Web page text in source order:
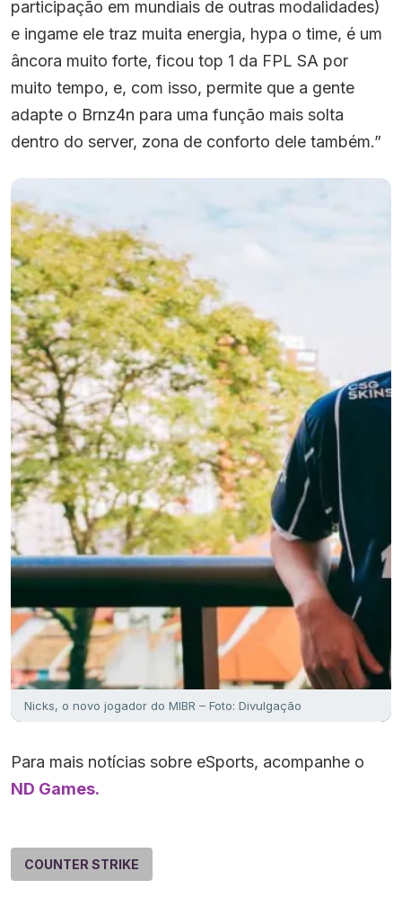
participação em mundiais de outras modalidades)
e ingame ele traz muita energia, hypa o time, é um
âncora muito forte, ficou top 1 da FPL SA por
muito tempo, e, com isso, permite que a gente
adapte o Brnz4n para uma função mais solta
dentro do server, zona de conforto dele também.”
Nicks, o novo jogador do MIBR – Foto: Divulgação
Para mais notícias sobre eSports, acompanhe o
ND Games.
COUNTER STRIKE